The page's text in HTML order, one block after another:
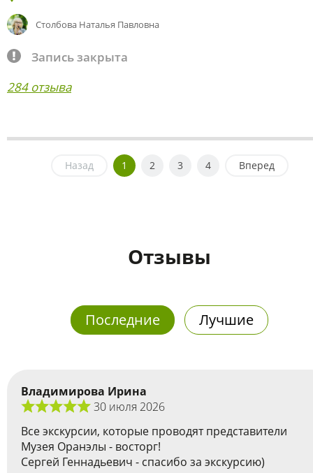
Столбова Наталья Павловна
Запись закрыта
284 отзыва
Назад 1 2 3 4 Вперед
Отзывы
Последние Лучшие
Владимирова Ирина
30 июля 2026
Все экскурсии, которые проводят представители
Музея Оранэлы - восторг!
Сергей Геннадьевич - спасибо за экскурсию)